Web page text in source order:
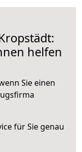
helfen
Sie einen
für Sie genau